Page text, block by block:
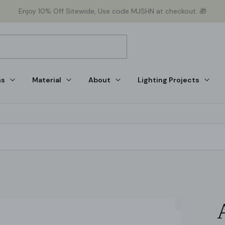
Enjoy 10% Off Sitewide, Use code MJSHN at checkout. 🎁
Material About Lighting Projects